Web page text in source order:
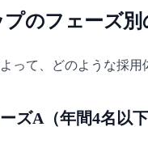
のフェーズ別
って、どのような採
ズA（年間4名以下